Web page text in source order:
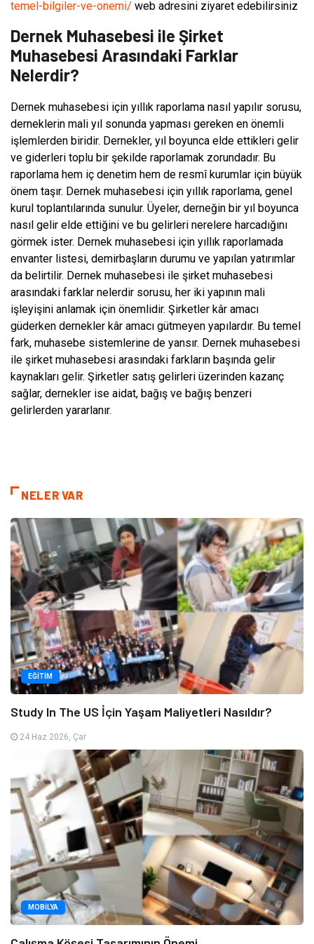
temel-bilgiler-ve-onemi/ web adresini ziyaret edebilirsiniz
Dernek Muhasebesi ile Şirket
Muhasebesi Arasındaki Farklar
Nelerdir?
Dernek muhasebesi için yıllık raporlama nasıl yapılır sorusu,
derneklerin mali yıl sonunda yapması gereken en önemli
işlemlerden biridir. Dernekler, yıl boyunca elde ettikleri gelir
ve giderleri toplu bir şekilde raporlamak zorundadır. Bu
raporlama hem iç denetim hem de resmî kurumlar için büyük
önem taşır. Dernek muhasebesi için yıllık raporlama, genel
kurul toplantılarında sunulur. Üyeler, derneğin bir yıl boyunca
nasıl gelir elde ettiğini ve bu gelirleri nerelere harcadığını
görmek ister. Dernek muhasebesi için yıllık raporlamada
envanter listesi, demirbaşların durumu ve yapılan yatırımlar
da belirtilir. Dernek muhasebesi ile şirket muhasebesi
arasındaki farklar nelerdir sorusu, her iki yapının mali
işleyişini anlamak için önemlidir. Şirketler kâr amacı
güderken dernekler kâr amacı gütmeyen yapılardır. Bu temel
fark, muhasebe sistemlerine de yansır. Dernek muhasebesi
ile şirket muhasebesi arasındaki farkların başında gelir
kaynakları gelir. Şirketler satış gelirleri üzerinden kazanç
sağlar, dernekler ise aidat, bağış ve bağış benzeri
gelirlerden yararlanır.
NELER VAR
EĞITIM
Study In The US İçin Yaşam Maliyetleri Nasıldır?
24 Haz 2026, Çar
MOBILYA